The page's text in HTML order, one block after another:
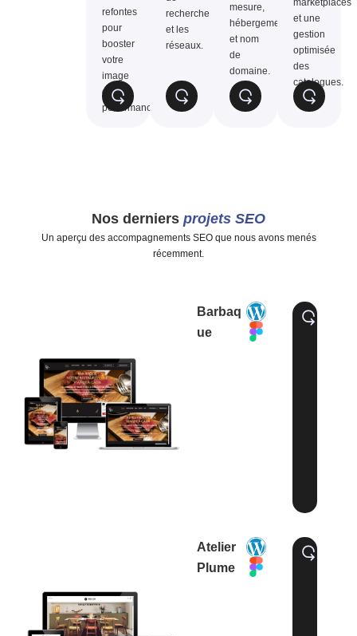
refontes
pour
booster
votre
image
et vos
performances.
recherche
et les
réseaux.
mesure,
hébergement
et nom
de
domaine.
marketplaces
et une
gestion
optimisée
des
catalogues.
Nos derniers projets SEO
Un aperçu des accompagnements SEO que nous avons menés
récemment.
Barbaq
ue
Atelier
Plume